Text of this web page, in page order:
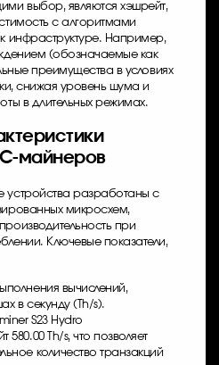
выбор, являются хэшрейт,
с алгоритмами
инфраструктуре. Например,
(обозначаемые как
преимущества в условиях
снижая уровень шума и
в длительных режимах.
майнеров
разработаны с
микросхем,
при
Ключевые показатели,
вычислений,
в секунду (Th/s).
S23 Hydro
580.00 Th/s, что позволяет
количество транзакций